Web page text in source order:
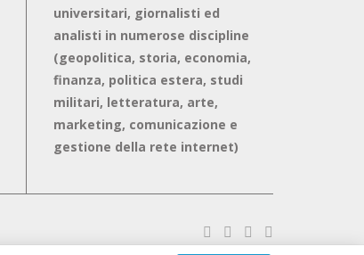
universitari, giornalisti ed
analisti in numerose discipline
(geopolitica, storia, economia,
finanza, politica estera, studi
militari, letteratura, arte,
marketing, comunicazione e
gestione della rete internet)